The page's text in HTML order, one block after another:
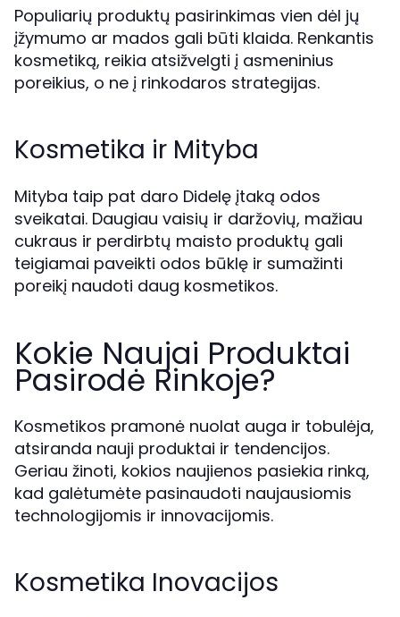
Populiarių produktų pasirinkimas vien dėl jų
įžymumo ar mados gali būti klaida. Renkantis
kosmetiką, reikia atsižvelgti į asmeninius
poreikius, o ne į rinkodaros strategijas.
Kosmetika ir Mityba
Mityba taip pat daro Didelę įtaką odos
sveikatai. Daugiau vaisių ir daržovių, mažiau
cukraus ir perdirbtų maisto produktų gali
teigiamai paveikti odos būklę ir sumažinti
poreikį naudoti daug kosmetikos.
Kokie Naujai Produktai
Pasirodė Rinkoje?
Kosmetikos pramonė nuolat auga ir tobulėja,
atsiranda nauji produktai ir tendencijos.
Geriau žinoti, kokios naujienos pasiekia rinką,
kad galėtumėte pasinaudoti naujausiomis
technologijomis ir innovacijomis.
Kosmetika Inovacijos